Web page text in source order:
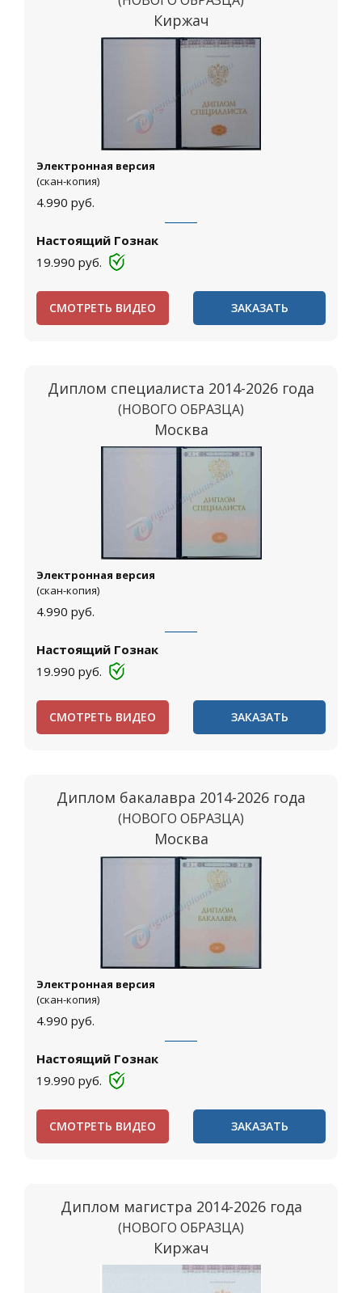
Киржач
Электронная версия
(скан-копия)
4.990 руб.
Настоящий Гознак
19.990 руб.
СМОТРЕТЬ ВИДЕО ЗАКАЗАТЬ
Диплом специалиста 2014-2026 года
(НОВОГО ОБРАЗЦА)
Москва
Электронная версия
(скан-копия)
4.990 руб.
Настоящий Гознак
19.990 руб.
СМОТРЕТЬ ВИДЕО ЗАКАЗАТЬ
Диплом бакалавра 2014-2026 года
(НОВОГО ОБРАЗЦА)
Москва
Электронная версия
(скан-копия)
4.990 руб.
Настоящий Гознак
19.990 руб.
СМОТРЕТЬ ВИДЕО ЗАКАЗАТЬ
Диплом магистра 2014-2026 года
(НОВОГО ОБРАЗЦА)
Киржач